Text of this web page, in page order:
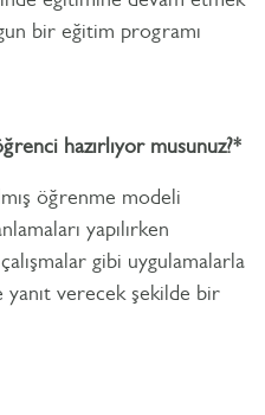
bir eğitim programı
hazırlıyor musunuz?*
öğrenme modeli
yapılırken
gibi uygulamalarla
verecek şekilde bir